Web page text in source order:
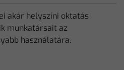
akár helyszíni oktatás
munkatársait az
használatára.